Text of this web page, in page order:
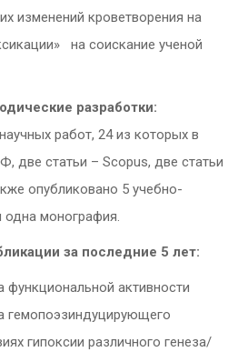
изменений кроветворения на
на соискание ученой
разработки:
работ, 24 из которых в
две статьи – Scopus, две статьи
опубликовано 5 учебно-
одна монография.
за последние 5 лет:
активности
гемопоэзиндуцирующего
гипоксии различного генеза/